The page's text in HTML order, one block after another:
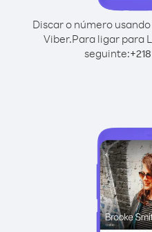
Discar o número
Viber.Para ligar para
seguinte:+218